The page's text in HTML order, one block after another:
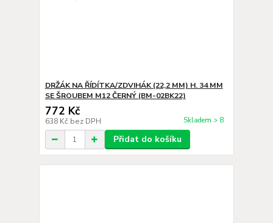
DRŽÁK NA ŘÍDÍTKA/ZDVIHÁK (22,2 MM) H. 34 MM
SE ŠROUBEM M12 ČERNÝ (BM-02BK22)
772 Kč
638 Kč bez DPH Skladem > 8
Přidat do košíku